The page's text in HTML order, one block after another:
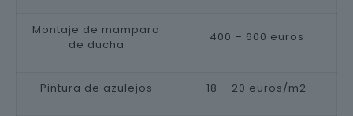
Montaje de mampara
de ducha
400 – 600 euros
Pintura de azulejos 18 – 20 euros/m2